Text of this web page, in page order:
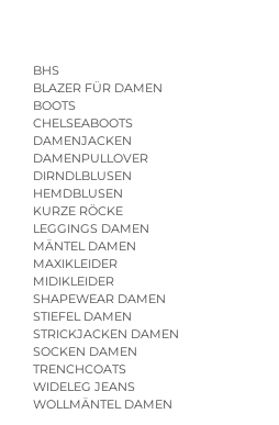
BHS
BLAZER FÜR DAMEN
BOOTS
CHELSEABOOTS
DAMENJACKEN
DAMENPULLOVER
DIRNDLBLUSEN
HEMDBLUSEN
KURZE RÖCKE
LEGGINGS DAMEN
MÄNTEL DAMEN
MAXIKLEIDER
MIDIKLEIDER
SHAPEWEAR DAMEN
STIEFEL DAMEN
STRICKJACKEN DAMEN
SOCKEN DAMEN
TRENCHCOATS
WIDELEG JEANS
WOLLMÄNTEL DAMEN